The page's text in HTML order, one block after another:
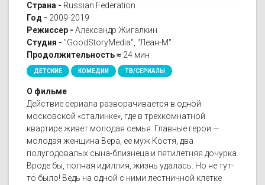
Страна - Russian Federation
Год - 2009-2019
Режиссер - Александр Жигалкин
Студия - "GoodStoryMedia", "Леан-М"
Продолжительность ≈ 24 мин
ДЕТСКИЕ КОМЕДИИ ТВ/СЕРИАЛЫ
О фильме
Действие сериала разворачивается в одной
московской «сталинке», где в трехкомнатной
квартире живет молодая семья. Главные герои —
молодая женщина Вера, ее муж Костя, два
полугодовалых сына-близнеца и пятилетняя дочурка.
Вроде бы, полная идиллия, жизнь удалась. Но не тут-
то было! Ведь на одной с ними лестничной клетке